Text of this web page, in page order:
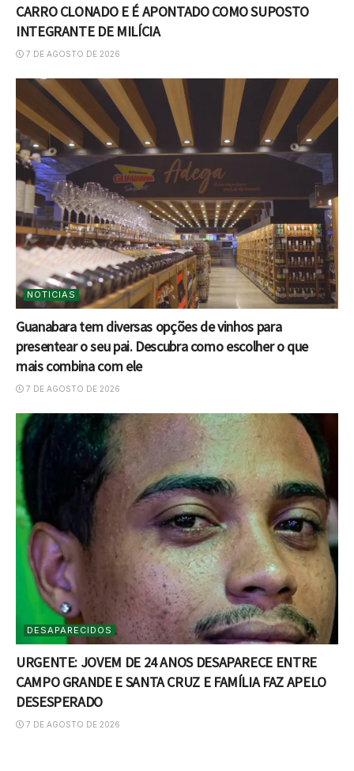
CARRO CLONADO E É APONTADO COMO SUPOSTO
INTEGRANTE DE MILÍCIA
7 DE AGOSTO DE 2026
NOTICIAS
Guanabara tem diversas opções de vinhos para
presentear o seu pai. Descubra como escolher o que
mais combina com ele
7 DE AGOSTO DE 2026
DESAPARECIDOS
URGENTE: JOVEM DE 24 ANOS DESAPARECE ENTRE
CAMPO GRANDE E SANTA CRUZ E FAMÍLIA FAZ APELO
DESESPERADO
7 DE AGOSTO DE 2026